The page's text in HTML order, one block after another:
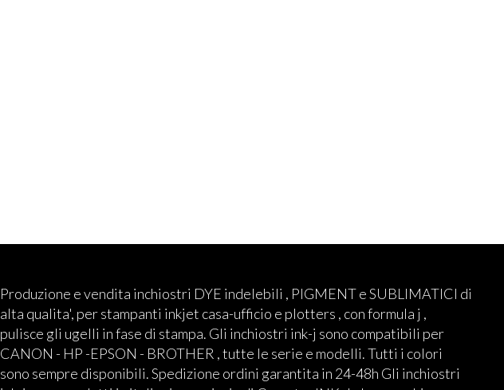
Produzione e vendita inchiostri DYE indelebili , PIGMENT e SUBLIMATICI di
alta qualita', per stampanti inkjet casa-ufficio e plotters , con formula j ,
pulisce gli ugelli in fase di stampa. Gli inchiostri ink-j sono compatibili per
CANON - HP -EPSON - BROTHER , tutte le serie e modelli. Tutti i colori
sono sempre disponibili. Spedizione ordini garantita in 24-48h Gli inchiostri